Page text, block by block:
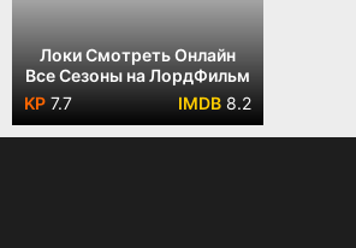
Локи Смотреть Онлайн
Все Сезоны на ЛордФильм
7.7
8.2